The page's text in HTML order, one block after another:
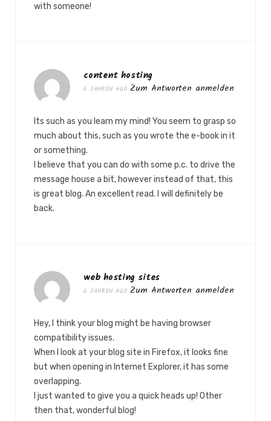
with someone!
content hosting
6 JAHREN AGO Zum Antworten anmelden
Its such as you learn my mind! You seem to grasp so
much about this, such as you wrote the e-book in it
or something.
I believe that you can do with some p.c. to drive the
message house a bit, however instead of that, this
is great blog. An excellent read. I will definitely be
back.
web hosting sites
6 JAHREN AGO Zum Antworten anmelden
Hey, I think your blog might be having browser
compatibility issues.
When I look at your blog site in Firefox, it looks fine
but when opening in Internet Explorer, it has some
overlapping.
I just wanted to give you a quick heads up! Other
then that, wonderful blog!